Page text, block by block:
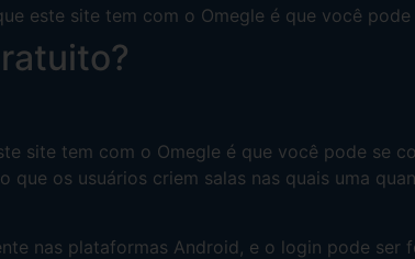
este site tem com o Omegle é que você
site tem com o Omegle é que você pode se
que os usuários criem salas nas quais uma
nas plataformas Android, e o login pode